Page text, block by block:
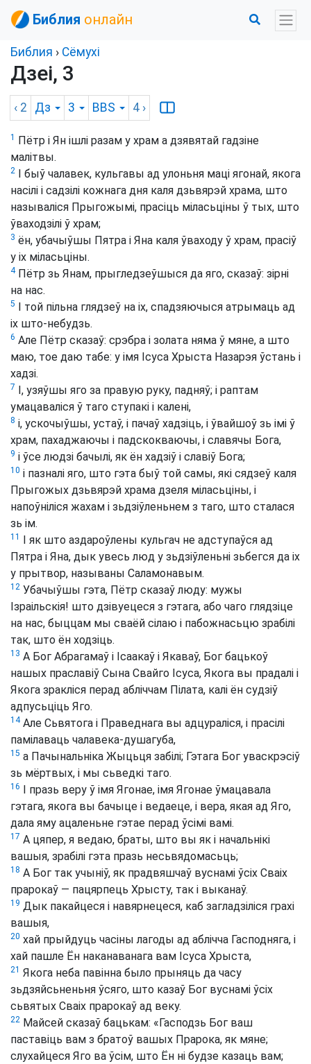
Библия онлайн
Библия › Сёмухі
Дзеі, 3
‹ 2 Дз 3 BBS 4 ›
1
Пётр і Ян ішлі разам у храм а дзявятай гадзіне
малітвы.
2
І быў чалавек, кульгавы ад улоньня маці ягонай, якога
насілі і садзілі кожнага дня каля дзьвярэй храма, што
называліся Прыгожымі, прасіць міласьціны ў тых, што
ўваходзілі ў храм;
3 ён, убачыўшы Пятра і Яна каля ўваходу ў храм, прасіў
у іх міласьціны.
4Пётр зь Янам, прыгледзеўшыся да яго, сказаў: зірні
на нас.
5
І той пільна глядзеў на іх, спадзяючыся атрымаць ад
іх што-небудзь.
6 Але Пётр сказаў: срэбра і золата няма ў мяне, а што
маю, тое даю табе: у імя Ісуса Хрыста Назарэя ўстань і
хадзі.
7
І, узяўшы яго за правую руку, падняў; і раптам
умацаваліся ў таго ступакі і калені,
8 і, ускочыўшы, устаў, і пачаў хадзіць, і ўвайшоў зь імі ў
храм, пахаджаючы і падскокваючы, і славячы Бога,
9 і ўсе людзі бачылі, як ён хадзіў і славіў Бога;
10 і пазналі яго, што гэта быў той самы, які сядзеў каля
Прыгожых дзьвярэй храма дзеля міласьціны, і
напоўніліся жахам і зьдзіўленьнем з таго, што сталася
зь ім.
11
І як што аздароўлены кульгач не адступаўся ад
Пятра і Яна, дык увесь люд у зьдзіўленьні зьбегся да іх
у прытвор, называны Саламонавым.
12 Убачыўшы гэта, Пётр сказаў люду: мужы
Ізраільскія! што дзівуецеся з гэтага, або чаго глядзіце
на нас, быццам мы сваёй сілаю і пабожнасьцю зрабілі
так, што ён ходзіць.
13 А Бог Абрагамаў і Ісаакаў і Якаваў, Бог бацькоў
нашых праславіў Сына Свайго Ісуса, Якога вы прадалі і
Якога зракліся перад абліччам Пілата, калі ён судзіў
адпусьціць Яго.
14Але Сьвятога і Праведнага вы адцураліся, і прасілі
памілаваць чалавека-душагуба,
15 а Пачынальніка Жыцьця забілі; Гэтага Бог уваскрэсіў
зь мёртвых, і мы сьведкі таго.
16
І празь веру ў імя Ягонае, імя Ягонае ўмацавала
гэтага, якога вы бачыце і ведаеце, і вера, якая ад Яго,
дала яму ацаленьне гэтае перад ўсімі вамі.
17 А цяпер, я ведаю, браты, што вы як і начальнікі
вашыя, зрабілі гэта празь несьвядомасьць;
18 А Бог так учыніў, як прадвяшчаў вуснамі ўсіх Сваіх
прарокаў — пацярпець Хрысту, так і выканаў.
19 Дык пакайцеся і навярнецеся, каб загладзіліся грахі
вашыя,
20 хай прыйдуць часіны лагоды ад аблічча Гасподняга, і
хай пашле Ён наканаванага вам Ісуса Хрыста,
21 Якога неба павінна было прыняць да часу
зьдзяйсьненьня ўсяго, што казаў Бог вуснамі ўсіх
сьвятых Сваіх прарокаў ад веку.
22 Майсей сказаў бацькам: «Гасподзь Бог ваш
паставіць вам з братоў вашых Прарока, як мяне;
слухайцеся Яго ва ўсім, што Ён ні будзе казаць вам;